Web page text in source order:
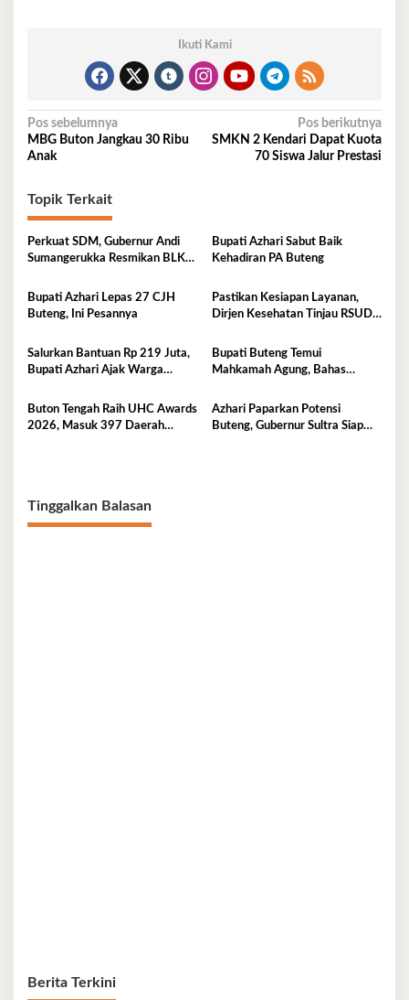
Ikuti Kami
Navigasi
pos
Pos sebelumnya
MBG Buton Jangkau 30 Ribu
Anak
Pos berikutnya
SMKN 2 Kendari Dapat Kuota
70 Siswa Jalur Prestasi
Topik Terkait
Perkuat SDM, Gubernur Andi
Sumangerukka Resmikan BLK
Bupati Azhari Sabut Baik
Kehadiran PA Buteng
Bupati Azhari Lepas 27 CJH
Buteng, Ini Pesannya
Pastikan Kesiapan Layanan,
Dirjen Kesehatan Tinjau RSUD
Salurkan Bantuan Rp 219 Juta,
Bupati Azhari Ajak Warga
Bupati Buteng Temui
Mahkamah Agung, Bahas
Buton Tengah Raih UHC Awards
2026, Masuk 397 Daerah
Azhari Paparkan Potensi
Buteng, Gubernur Sultra Siap
Tinggalkan Balasan
Berita Terkini